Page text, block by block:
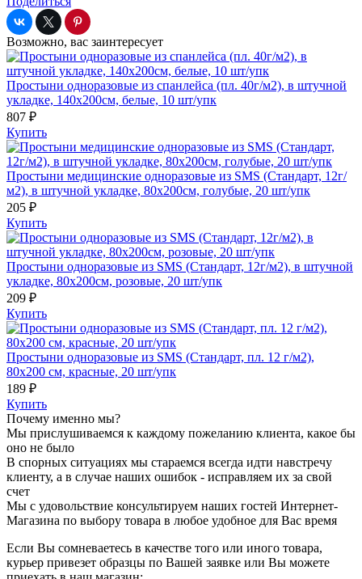
Возможно, вас заинтересует
Простыни одноразовые из спанлейса (пл. 40г/м2), в штучной
укладке, 140х200см, белые, 10 шт/упк
807 ₽
Купить
Простыни медицинские одноразовые из SMS (Стандарт, 12г/
м2), в штучной укладке, 80х200см, голубые, 20 шт/упк
205 ₽
Купить
Простыни одноразовые из SMS (Стандарт, 12г/м2), в штучной
укладке, 80х200см, розовые, 20 шт/упк
209 ₽
Купить
Простыни одноразовые из SMS (Стандарт, пл. 12 г/м2),
80х200 см, красные, 20 шт/упк
189 ₽
Купить
Почему именно мы?
Мы прислушиваемся к каждому пожеланию клиента, какое бы
оно не было
В спорных ситуациях мы стараемся всегда идти навстречу
клиенту, а в случае наших ошибок - исправляем их за свой
счет
Мы с удовольствие консультируем наших гостей Интернет-
Магазина по выбору товара в любое удобное для Вас время
Если Вы сомневаетесь в качестве того или иного товара,
курьер привезет образцы по Вашей заявке или Вы можете